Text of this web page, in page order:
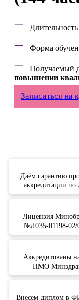
Форма
Получаемый
повышении
Записаться на
Даём гарантию
аккредитации по
Лицензия
№Л035-01198-02/
Аккредитованы
НМО
Внесем диплом в